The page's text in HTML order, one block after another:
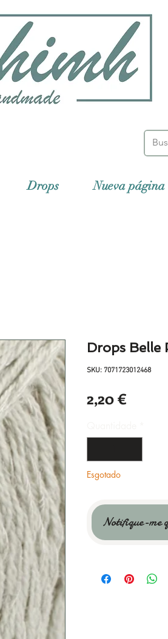
Drops Nueva página
Drops Belle
SKU: 7071723012468
2,20 €
Esgotado
Notifique-me